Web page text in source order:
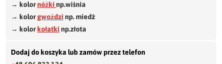
→ kolornóżki np.wiśnia
→ kolorgwożdzi np. miedź
→ kolorkołatki np.złota
Dodaj do koszyka lub zamów przez telefon